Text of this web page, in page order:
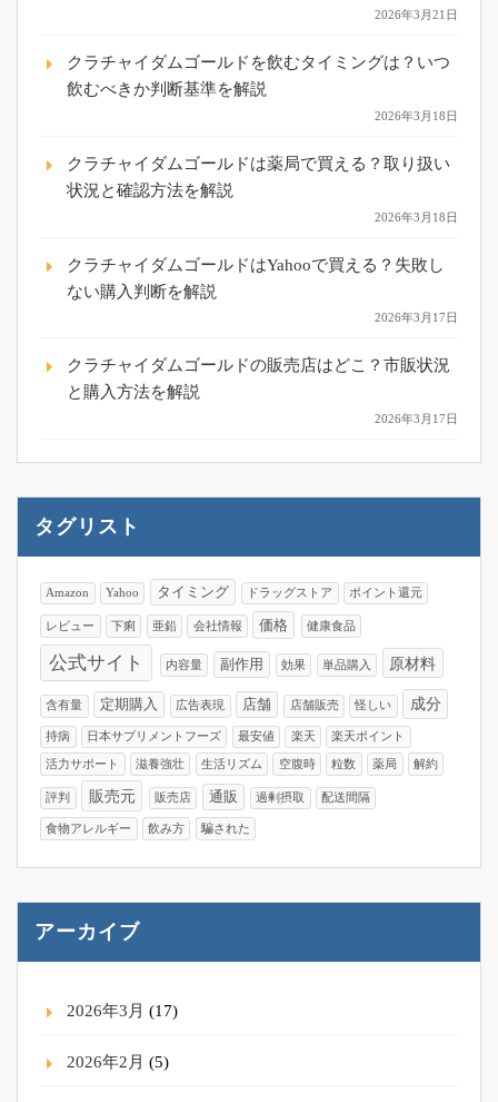
2026年3月21日
クラチャイダムゴールドを飲むタイミングは？いつ
飲むべきか判断基準を解説
2026年3月18日
クラチャイダムゴールドは薬局で買える？取り扱い
状況と確認方法を解説
2026年3月18日
クラチャイダムゴールドはYahooで買える？失敗し
ない購入判断を解説
2026年3月17日
クラチャイダムゴールドの販売店はどこ？市販状況
と購入方法を解説
2026年3月17日
タグリスト
Amazon Yahoo タイミング ドラッグストア ポイント還元
レビュー 下痢 亜鉛 会社情報 価格 健康食品
公式サイト 内容量 副作用 効果 単品購入 原材料
含有量 定期購入 広告表現 店舗 店舗販売 怪しい 成分
持病 日本サプリメントフーズ 最安値 楽天 楽天ポイント
活力サポート 滋養強壮 生活リズム 空腹時 粒数 薬局 解約
評判 販売元 販売店 通販 過剰摂取 配送間隔
食物アレルギー 飲み方 騙された
アーカイブ
2026年3月 (17)
2026年2月 (5)